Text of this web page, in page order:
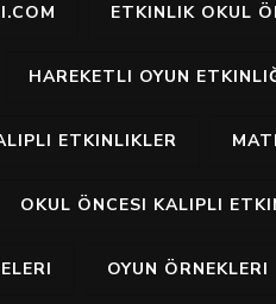
ETKINLIK OKUL
HAREKETLI OYUN
ETKINLIKLER
OKUL ÖNCESI KALIPLI
OYUN ÖRNEKLERI